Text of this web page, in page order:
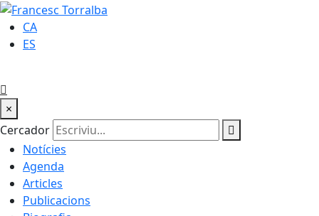
CA
ES
×
Cercador
Notícies
Agenda
Articles
Publicacions